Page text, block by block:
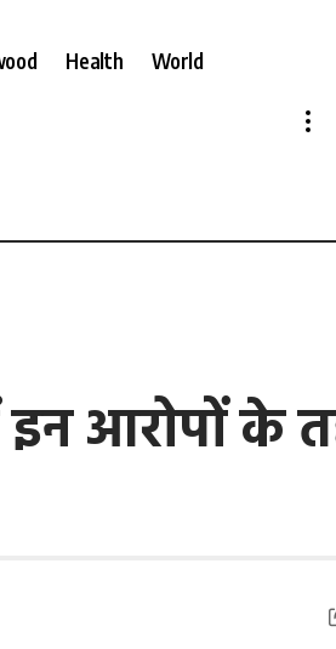
Health World
आरोपों के